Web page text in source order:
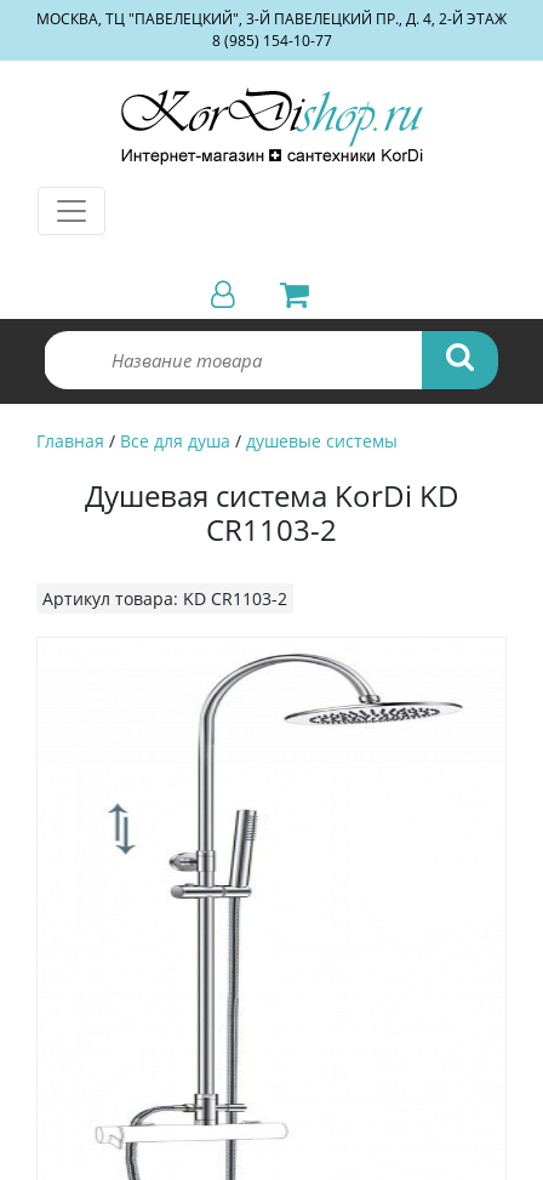
МОСКВА, ТЦ "ПАВЕЛЕЦКИЙ", 3-Й ПАВЕЛЕЦКИЙ ПР., Д. 4, 2-Й ЭТАЖ
8 (985) 154-10-77
Главная / Все для душа / душевые системы
Душевая система KorDi KD
CR1103-2
Артикул товара: KD CR1103-2